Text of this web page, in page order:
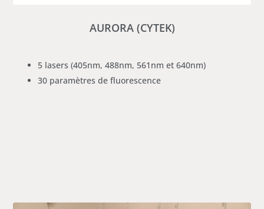
AURORA (CYTEK)
5 lasers (405nm, 488nm, 561nm et 640nm)
30 paramètres de fluorescence